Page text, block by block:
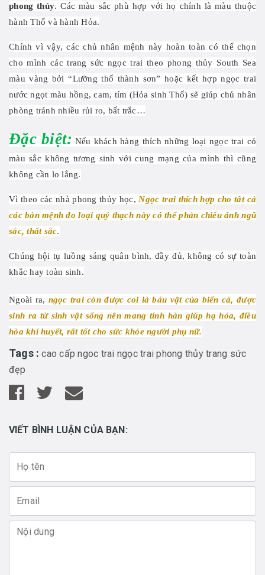
phong thủy. Các màu sắc phù hợp với họ chính là màu thuộc
hành Thổ và hành Hỏa.
Chính vì vậy, các chủ nhân mệnh này hoàn toàn có thể chọn
cho mình các trang sức ngọc trai theo phong thủy South Sea
màu vàng bởi “Lưỡng thổ thành sơn” hoặc kết hợp ngọc trai
nước ngọt màu hồng, cam, tím (Hỏa sinh Thổ) sẽ giúp chủ nhân
phòng tránh nhiều rủi ro, bất trắc…
Đặc biệt: Nếu khách hàng thích những loại ngọc trai có
màu sắc không tương sinh với cung mạng của mình thì cũng
không cần lo lắng.
Vì theo các nhà phong thủy học, Ngọc trai thích hợp cho tất cả
các bản mệnh do loại quý thạch này có thể phản chiếu ánh ngũ
sắc, thất sắc.
Chúng hội tụ luồng sáng quân bình, đầy đủ, không có sự toàn
khắc hay toàn sinh.
Ngoài ra, ngọc trai còn được coi là báu vật của biển cả, được
sinh ra từ sinh vật sống nên mang tính hàn giúp hạ hỏa, điều
hòa khí huyết, rất tốt cho sức khỏe người phụ nữ.
Tags :cao cấp ngoc trai ngọc trai phong thủy trang sức
đẹp
VIẾT BÌNH LUẬN CỦA BẠN: